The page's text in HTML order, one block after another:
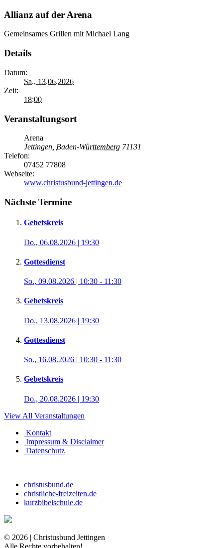
Allianz auf der Arena
Gemeinsames Grillen mit Michael Lang
Details
Datum:
Sa., 13.06.2026
Zeit:
18:00
Veranstaltungsort
Arena
Jettingen Baden-Württemberg 71131
Telefon:
07452 77808
Webseite:
www.christusbund-jettingen.de
Nächste Termine
Gebetskreis
Do., 06.08.2026 | 19:30
Gottesdienst
So., 09.08.2026 | 10:30 - 11:30
Gebetskreis
Do., 13.08.2026 | 19:30
Gottesdienst
So., 16.08.2026 | 10:30 - 11:30
Gebetskreis
Do., 20.08.2026 | 19:30
View All Veranstaltungen
Kontakt
Impressum & Disclaimer
Datenschutz
christusbund.de
christliche-freizeiten.de
kurzbibelschule.de
© 2026 | Christusbund Jettingen
Alle Rechte vorbehalten!